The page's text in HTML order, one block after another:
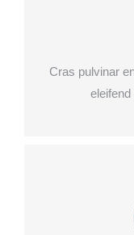
Cras pulvinar